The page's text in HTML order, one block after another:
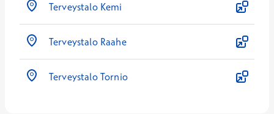
Terveystalo Kemi
Terveystalo Raahe
Terveystalo Tornio